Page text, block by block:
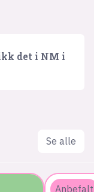
det i NM i
Se alle
Anbefalt